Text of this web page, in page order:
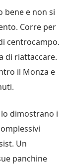
bene e non si
Corre per
centrocampo.
di riattaccare.
il Monza e
dimostrano i
Un
panchine